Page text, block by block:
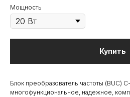
Мощность
Купить
Блок преобразователь частоты (BUC)
многофункциональное, надежное,